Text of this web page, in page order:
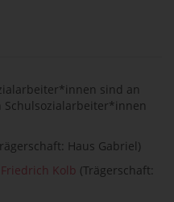
sind an
Schulsozialarbeiter*innen
Haus Gabriel)
Kolb (Trägerschaft: